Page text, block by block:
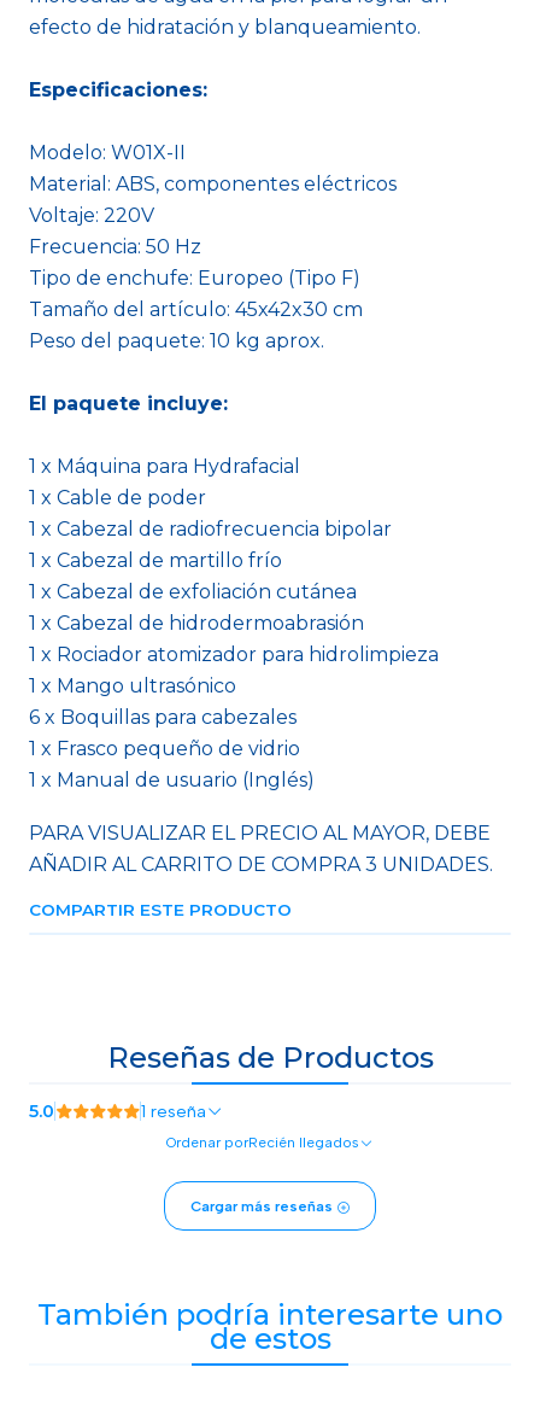
efecto de hidratación y blanqueamiento.
Especificaciones:
Modelo: W01X-II
Material: ABS, componentes eléctricos
Voltaje: 220V
Frecuencia: 50 Hz
Tipo de enchufe: Europeo (Tipo F)
Tamaño del artículo: 45x42x30 cm
Peso del paquete: 10 kg aprox.
El paquete incluye:
1 x Máquina para Hydrafacial
1 x Cable de poder
1 x Cabezal de radiofrecuencia bipolar
1 x Cabezal de martillo frío
1 x Cabezal de exfoliación cutánea
1 x Cabezal de hidrodermoabrasión
1 x Rociador atomizador para hidrolimpieza
1 x Mango ultrasónico
6 x Boquillas para cabezales
1 x Frasco pequeño de vidrio
1 x Manual de usuario (Inglés)
PARA VISUALIZAR EL PRECIO AL MAYOR, DEBE
AÑADIR AL CARRITO DE COMPRA 3 UNIDADES.
COMPARTIR ESTE PRODUCTO
Reseñas de Productos
5.0 1 reseña
Ordenar porRecién llegados
Cargar más reseñas
También podría interesarte uno
de estos